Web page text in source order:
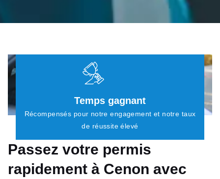
Temps gagnant
Récompensés pour notre engagement et notre taux
de réussite élevé
Passez votre permis
rapidement à Cenon avec